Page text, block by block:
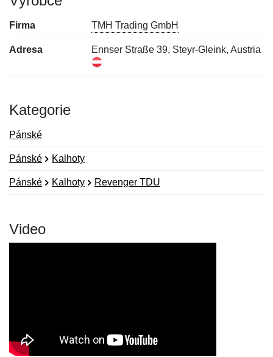
Firma TMH Trading GmbH
Adresa Ennser Straße 39, Steyr-Gleink, Austria
Kategorie
Pánské
Pánské Kalhoty
Pánské Kalhoty Revenger TDU
Video